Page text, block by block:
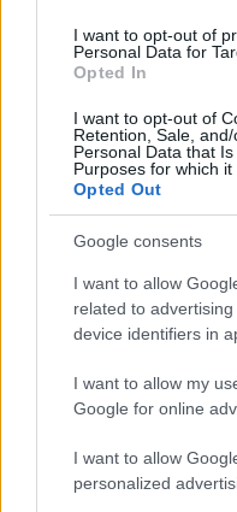
I want to opt-out of
Personal Data for
Opted In
I want to opt-out of
Retention, Sale,
Personal Data that
Purposes for which it
Opted Out
Google consents
I want to allow
related to
device identifiers in
I want to allow my
Google for online
I want to allow
personalized
Népszerű
megvan a család